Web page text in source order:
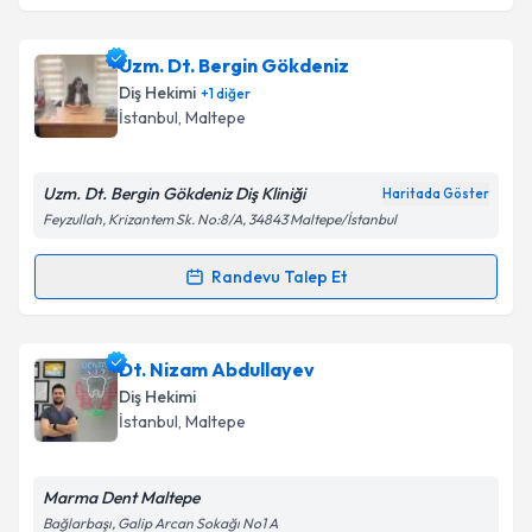
Dt. Merve Yula Güven için randevu takvimi talebi
oluşturun. Size bu uzmandan randevu almanız için bir
takvim hazırlandığında e-posta ile bilgilendireceğiz.
Kişisel verilerimin işlenmesine ilişkin
Metni'ni okudum ve kişisel verilerimin belirtilen
Takvim Talebini Gönder
Uzm. Dt. Bergin Gökdeniz
Diş Hekimi +1diğer
İstanbul, Maltepe
Uzm. Dt. Bergin Gökdeniz Diş Kliniği Haritada Göster
Feyzullah, Krizantem Sk. No:8/A, 34843 Maltepe/İstanbul
Randevu Talep Et
Randevu Takvimi Talebi
Uzm. Dt. Bergin Gökdeniziçin randevu takvimi
talebi oluşturun. Size bu uzmandan randevu almanız
için bir takvim hazırlandığında e-posta ile
bilgilendireceğiz.
Dt. Nizam Abdullayev
Diş Hekimi
İstanbul, Maltepe
Marma Dent Maltepe
Bağlarbaşı, Galip Arcan Sokağı No1 A